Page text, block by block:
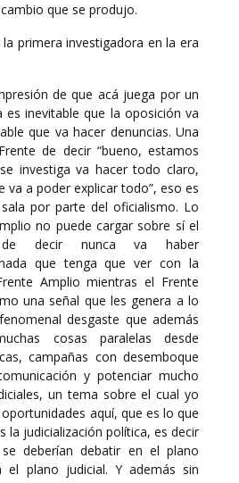
que se produjo.
primera investigadora en la era
de que acá juega por un
es inevitable que la oposición va
que va hacer denuncias. Una
de decir “bueno, estamos
investiga va hacer todo claro,
va a poder explicar todo”, eso es
por parte del oficialismo. Lo
no puede cargar sobre sí el
de decir nunca va haber
que tenga que ver con la
Amplio mientras el Frente
una señal que les genera a lo
desgaste que además
cosas paralelas desde
campañas con desemboque
y potenciar mucho
un tema sobre el cual yo
aquí, que es lo que
la judicialización política, es decir
deberían debatir en el plano
el plano judicial. Y además sin